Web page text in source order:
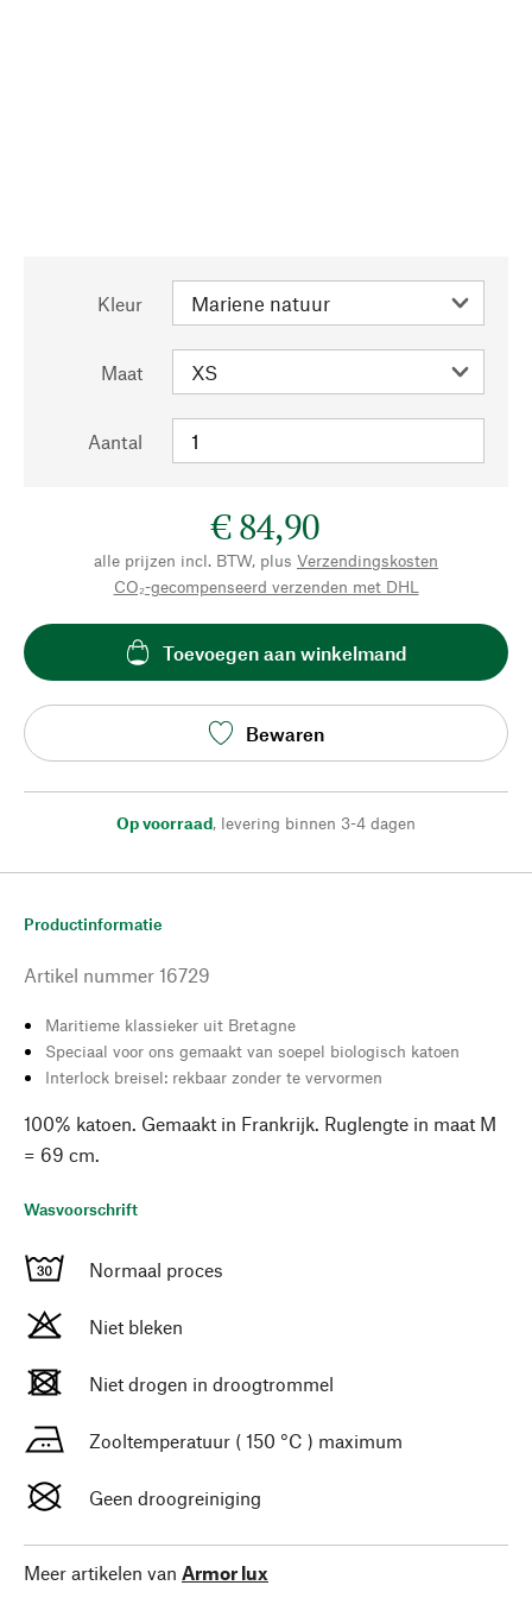
Kleur
Maat
Aantal
€ 84,90
alle prijzen incl. BTW, plus Verzendingskosten
CO₂-gecompenseerd verzenden met DHL
Toevoegen aan winkelmand
Bewaren
Op voorraad, levering binnen 3-4 dagen
Productinformatie
Artikel nummer 16729
Maritieme klassieker uit Bretagne
Speciaal voor ons gemaakt van soepel biologisch katoen
Interlock breisel: rekbaar zonder te vervormen
100% katoen. Gemaakt in Frankrijk. Ruglengte in maat M
= 69 cm.
Wasvoorschrift
Normaal proces
Niet bleken
Niet drogen in droogtrommel
Zooltemperatuur ( 150 °C ) maximum
Geen droogreiniging
Meer artikelen van Armor lux